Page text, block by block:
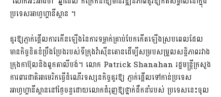
ប្រទេសអាហ្វហ្គានីស្ថាន ។
គួរឱ្យ​​ភ្ញាក់​ផ្អើលការកើនឡើងនៃការទម្លាក់គ្រាប់បែកកើតឡើងស្របពេលដែល
មានកិច្ចខិតខំប្រឹងប្រែងរបស់ទីក្រុងវ៉ាស៊ីនតោនដើម្បីសម្របសម្រួលសន្តិភាពរវាង
ក្រុងកាប៊ុលនិងពួកតាលីបង់។ លោក Patrick Shanahan រដ្ឋមន្រ្តីក្រសួង
ការពារជាតិអាមេរិក​ធ្វើដំណើរទស្សនកិច្ចគួរឱ្យ ភ្ញាក់ផ្អើលទៅកាន់ប្រទេស
អាហ្វហ្គានីស្ថាននៅថ្ងៃចន្ទដោយលោកជំរុញឱ្យថ្នាក់ដឹកនាំរបស់ ប្រទេសនេះចូល